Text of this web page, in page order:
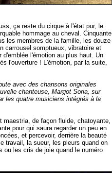
ça reste du cirque à l'état pur, le
hommage au cheval. Cinquante
les membres de la famille, les douze
carrousel somptueux, vibratoire et
l'émotion au plus haut. Un
l'ouverture ! L'émotion, par la suite,
avec des chansons originales
chanteuse, Margot Soria, sur
les quatre musiciens intégrés à la
maestria, de façon fluide, chatoyante,
pour qui saura regarder un peu en
et percevoir, derrière la beauté
travail, la sueur, les pleurs quand on
ou les cris de joie quand le numéro